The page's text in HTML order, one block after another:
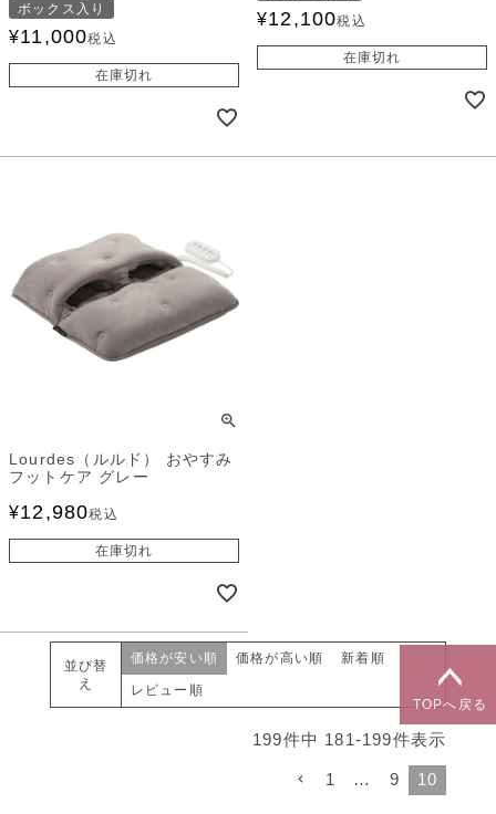
ボックス入り
¥11,000税込
在庫切れ
¥12,100税込
在庫切れ
Lourdes（ルルド） おやすみ
フットケア グレー
¥12,980税込
在庫切れ
並び替
え
価格が安い順 価格が高い順 新着順
レビュー順
199件中 181-199件表示
1 … 9 10
TOPへ戻る